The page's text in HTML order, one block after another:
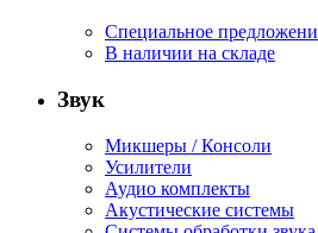
Специальное
В наличии на складе
Звук
Микшеры / Консоли
Усилители
Аудио комплекты
Акустические системы